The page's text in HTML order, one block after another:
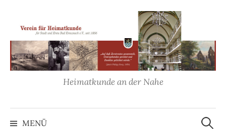
Inhalt
Heimatkunde an der Nahe
MENÜ
Suchen
nach: